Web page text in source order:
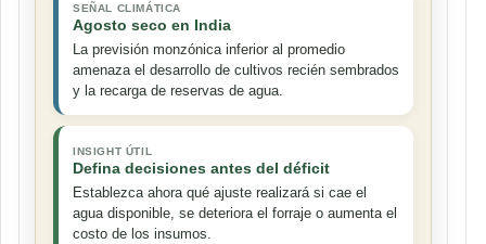
SEÑAL CLIMÁTICA
Agosto seco en India
La previsión monzónica inferior al promedio
amenaza el desarrollo de cultivos recién sembrados
y la recarga de reservas de agua.
INSIGHT ÚTIL
Defina decisiones antes del déficit
Establezca ahora qué ajuste realizará si cae el
agua disponible, se deteriora el forraje o aumenta el
costo de los insumos.